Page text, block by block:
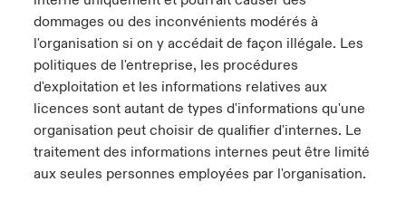
dommages ou des inconvénients modérés à
l'organisation si on y accédait de façon illégale. Les
politiques de l'entreprise, les procédures
d'exploitation et les informations relatives aux
licences sont autant de types d'informations qu'une
organisation peut choisir de qualifier d'internes. Le
traitement des informations internes peut être limité
aux seules personnes employées par l'organisation.